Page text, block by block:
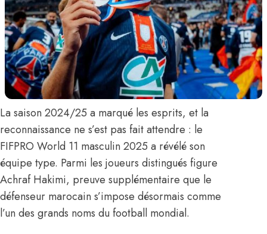
La saison 2024/25 a marqué les esprits, et la
reconnaissance ne s’est pas fait attendre : le
FIFPRO World 11 masculin 2025 a révélé son
équipe type. Parmi les joueurs distingués figure
Achraf Hakimi, preuve supplémentaire que le
défenseur marocain s’impose désormais comme
l’un des grands noms du football mondial.